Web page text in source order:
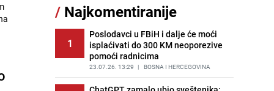
11
naselju Vraca? Policija zaprimila
dojavu, izašli na teren
PRIJE 2 DANA CRNA HRONIKA
Znate li šta Dino Merlin pojede prije
izlaska na scenu? Njegov ritual
iznenadio mnoge
PRIJE 1 DAN | SHOWBIZ
/ Najkomentiranije
1
Poslodavci u FBiH i dalje će moći
isplaćivati do 300 KM neoporezive
pomoći radnicima
23.07.26. 13:29 | BOSNA I HERCEGOVINA